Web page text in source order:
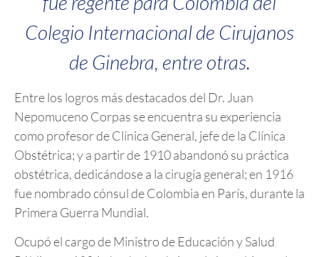
Colegio Internacional de Cirujanos
de Ginebra, entre otras.
Entre los logros más destacados del Dr. Juan
Nepomuceno Corpas se encuentra su experiencia
como profesor de Clínica General, jefe de la Clínica
Obstétrica; y a partir de 1910 abandonó su práctica
obstétrica, dedicándose a la cirugía general; en 1916
fue nombrado cónsul de Colombia en París, durante la
Primera Guerra Mundial.
Ocupó el cargo de Ministro de Educación y Salud